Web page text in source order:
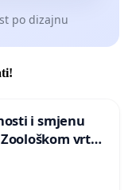
po dizajnu
i smjenu
vrtu